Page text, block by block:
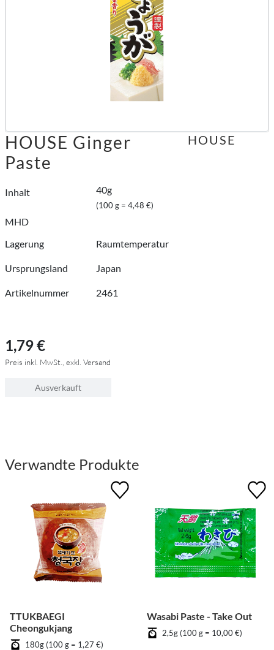
HOUSE Ginger
Paste
Inhalt 40g
(100 g = 4,48 €)
MHD
Lagerung
Raumtemperatur
Ursprungsland Japan
Artikelnummer 2461
HOUSE
1,79 €
Preis inkl. MwSt., exkl. Versand
Ausverkauft
Verwandte Produkte
TTUKBAEGI
Cheongukjang
180g (100 g = 1,27 €)
Wasabi Paste - Take Out
2,5g (100 g = 10,00 €)